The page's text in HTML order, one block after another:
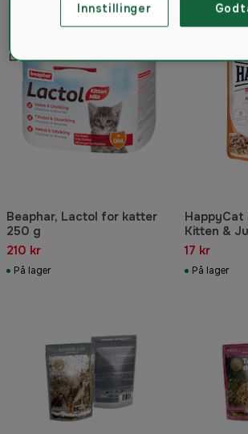
Beaphar, Lactol for katter
250 g
210 kr
På lager
HappyCat
Kitten &
85 g
17 kr
På lager
Innstillinger